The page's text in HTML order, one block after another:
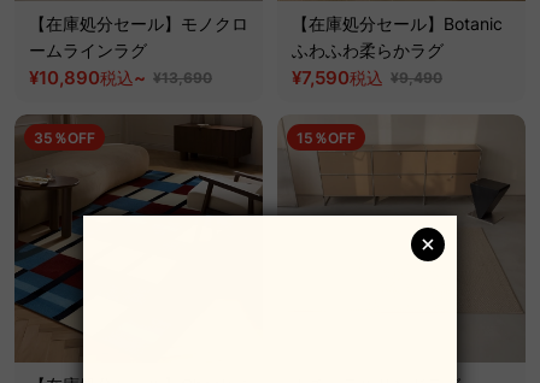
【在庫処分セール】モノクロ
ームラインラグ
¥10,890税込~ ¥13,690
【在庫処分セール】Botanic
ふわふわ柔らかラグ
¥7,590税込 ¥9,490
35％OFF 15％OFF